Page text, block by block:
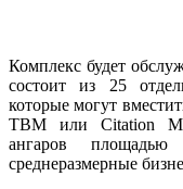
Комплекс будет
состоит из 25
которые могут
TBM или Citation
ангаров
среднеразмерные